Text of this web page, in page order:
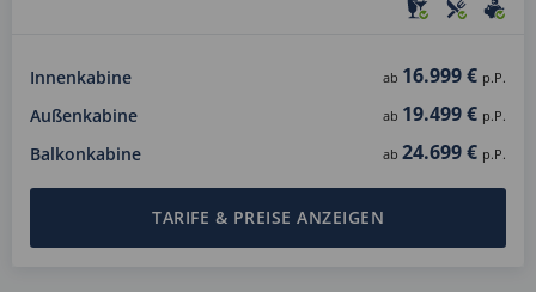
Innenkabine ab 16.999 € p.P.
Außenkabine ab 19.499 € p.P.
Balkonkabine ab 24.699 € p.P.
TARIFE & PREISE ANZEIGEN